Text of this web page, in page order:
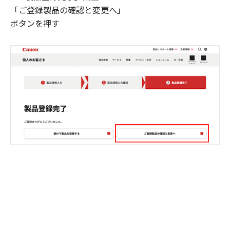
「ご登録製品の確認と変更へ」
ボタンを押す